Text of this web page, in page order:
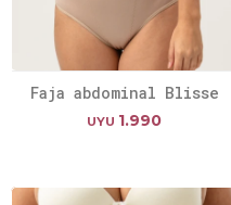
Faja abdominal Blisse
UYU 1.990